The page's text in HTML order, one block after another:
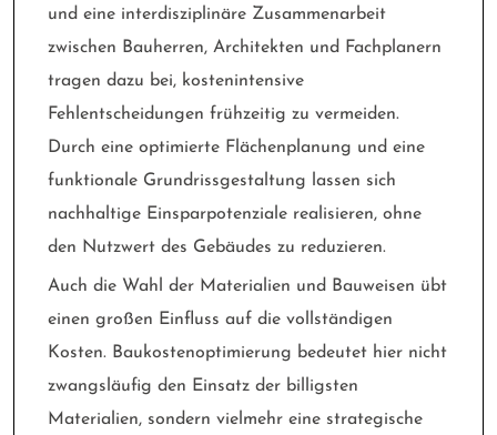
und eine interdisziplinäre Zusammenarbeit
zwischen Bauherren, Architekten und Fachplanern
tragen dazu bei, kostenintensive
Fehlentscheidungen frühzeitig zu vermeiden.
Durch eine optimierte Flächenplanung und eine
funktionale Grundrissgestaltung lassen sich
nachhaltige Einsparpotenziale realisieren, ohne
den Nutzwert des Gebäudes zu reduzieren.
Auch die Wahl der Materialien und Bauweisen übt
einen großen Einfluss auf die vollständigen
Kosten. Baukostenoptimierung bedeutet hier nicht
zwangsläufig den Einsatz der billigsten
Materialien, sondern vielmehr eine strategische